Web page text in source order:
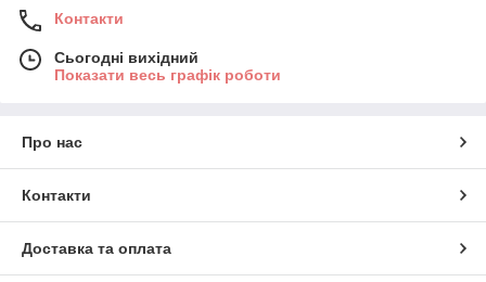
Контакти
Сьогодні вихідний
Показати весь графік роботи
Про нас
Контакти
Доставка та оплата